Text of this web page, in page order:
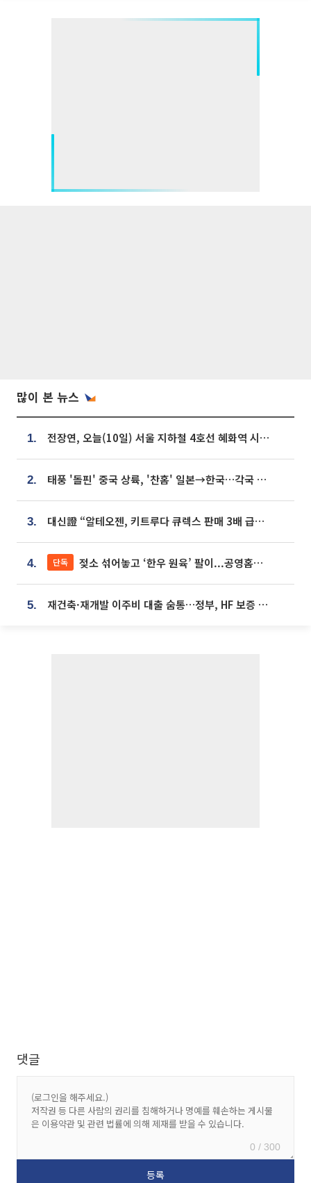
많이 본 뉴스
1. 전장연, 오늘(10일) 서울 지하철 4호선 혜화역 시위…1호선 용산역 무정차
2. 태풍 '돌핀' 중국 상륙, '찬홈' 일본→한국…각국 기상청 예상 경로는?
3. 대신證 “알테오젠, 키트루다 큐렉스 판매 3배 급증…목표가 41만원 상향”
4. 단독 젖소 섞어놓고 ‘한우 원육’ 팔이...공영홈쇼핑 표기·검증 구멍
5. 재건축·재개발 이주비 대출 숨통…정부, HF 보증 신설 추진
댓글
0 / 300